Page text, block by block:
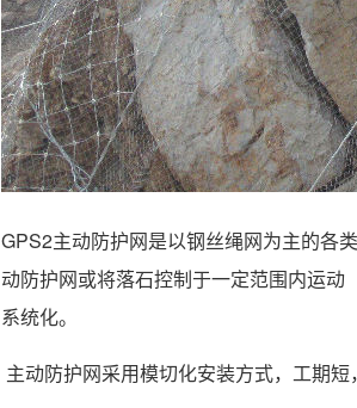
GPS2主动防护网是以钢丝绳网为主的各
动防护网或将落石控制于一定范围内运
系统化。
主动防护网采用模切化安装方式，工期